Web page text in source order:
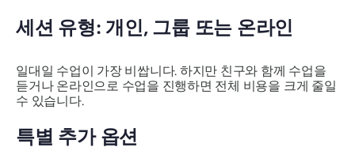
세션 유형: 개인, 그룹 또는 온라인
일대일 수업이 가장 비쌉니다. 하지만 친구와 함께 수업을
듣거나 온라인으로 수업을 진행하면 전체 비용을 크게 줄일
수 있습니다.
특별 추가 옵션